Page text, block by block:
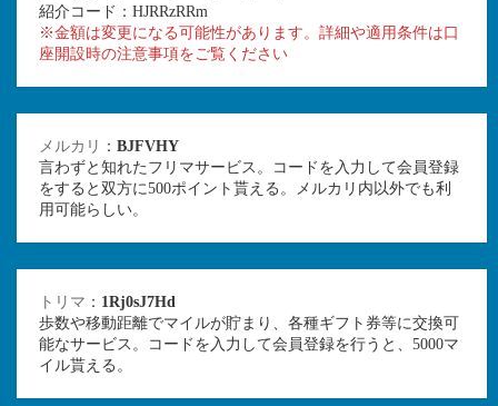
紹介コード：HJRRzRRm
※金額は変更になる可能性があります。詳細や適用条件は口
座開設時の注意事項をご覧ください
メルカリ ： BJFVHY
言わずと知れたフリマサービス。コードを入力して会員登録
をすると双方に500ポイント貰える。メルカリ内以外でも利
用可能らしい。
トリマ ： 1Rj0sJ7Hd
歩数や移動距離でマイルが貯まり、各種ギフト券等に交換可
能なサービス。コードを入力して会員登録を行うと、5000マ
イル貰える。